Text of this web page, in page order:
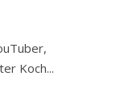
Koch...